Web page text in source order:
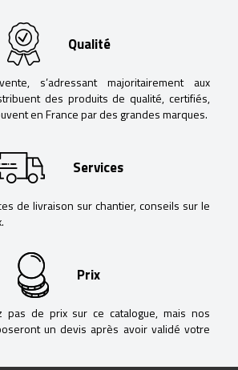
Qualité
s’adressant majoritairement aux
des produits de qualité, certifiés,
en France par des grandes marques.
Services
de livraison sur chantier, conseils sur le
Prix
pas de prix sur ce catalogue, mais nos
un devis après avoir validé votre